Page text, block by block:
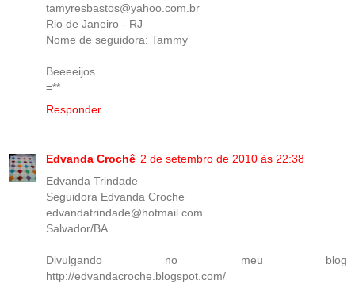
tamyresbastos@yahoo.com.br
Rio de Janeiro - RJ
Nome de seguidora: Tammy
Beeeeijos
=**
Responder
Edvanda Crochê 2 de setembro de 2010 às 22:38
Edvanda Trindade
Seguidora Edvanda Croche
edvandatrindade@hotmail.com
Salvador/BA
Divulgando no meu blog
http://edvandacroche.blogspot.com/